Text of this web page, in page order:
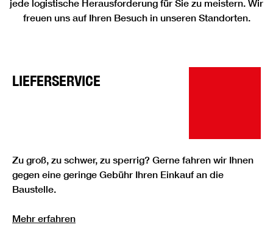
jede logistische Herausforderung für Sie zu meistern. Wir
freuen uns auf Ihren Besuch in unseren Standorten.
LIEFERSERVICE
Zu groß, zu schwer, zu sperrig? Gerne fahren wir Ihnen
gegen eine geringe Gebühr Ihren Einkauf an die
Baustelle.
Mehr erfahren